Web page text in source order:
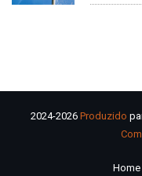
2024-2026 Produzido
Home